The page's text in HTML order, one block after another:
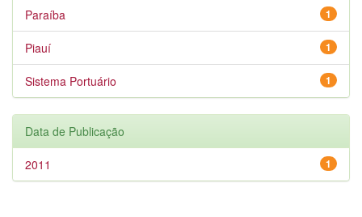
1
Paraíba
1
Piauí
1
Sistema Portuário
Data de Publicação
1
2011